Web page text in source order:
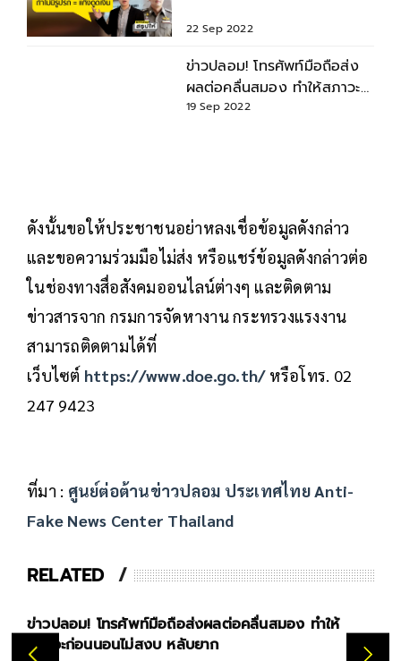
22 Sep 2022
ข่าวปลอม! โทรศัพท์มือถือส่ง
ผลต่อคลื่นสมอง ทำให้สภาวะ
ก่อนนอนไม่สงบ หลับยาก
19 Sep 2022
ดังนั้นขอให้ประชาชนอย่าหลงเชื่อข้อมูลดังกล่าว
และขอความร่วมมือไม่ส่ง หรือแชร์ข้อมูลดังกล่าวต่อ
ในช่องทางสื่อสังคมออนไลน์ต่างๆ และติดตาม
ข่าวสารจาก กรมการจัดหางาน กระทรวงแรงงาน
สามารถติดตามได้ที่
เว็บไซต์ https://www.doe.go.th/หรือโทร. 02
247 9423
ที่มา : ศูนย์ต่อต้านข่าวปลอม ประเทศไทย Anti-
Fake News Center Thailand
RELATED
ข่าวปลอม! โทรศัพท์มือถือส่งผลต่อคลื่นสมอง ทำให้
สภาวะก่อนนอนไม่สงบ หลับยาก